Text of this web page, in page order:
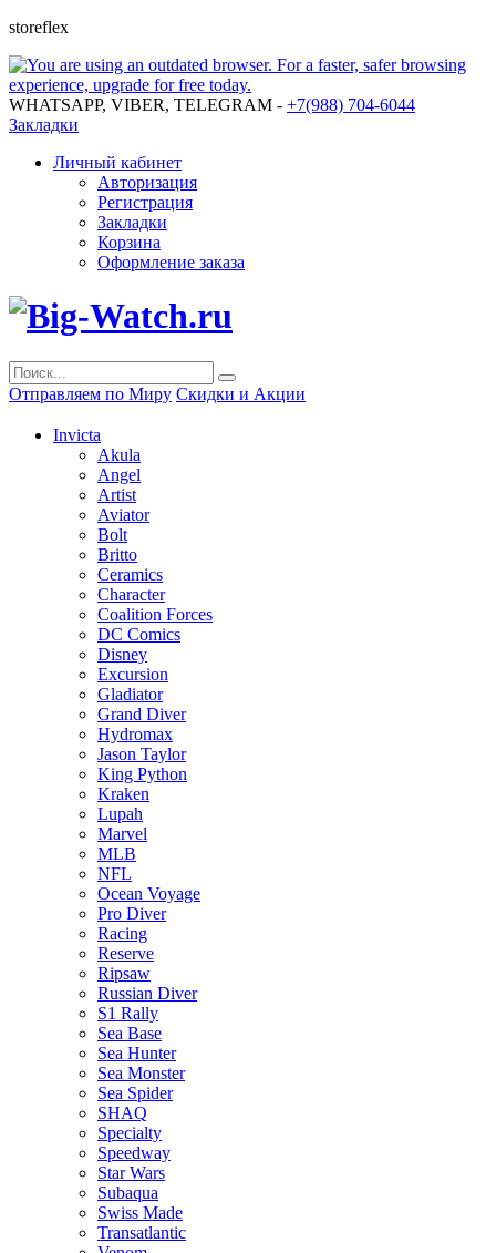
storeflex
WHATSAPP, VIBER, TELEGRAM - +7(988) 704-6044
Закладки
Личный кабинет
Авторизация
Регистрация
Закладки
Корзина
Оформление заказа
Отправляем по Миру Скидки и Акции
Invicta
Akula
Angel
Artist
Aviator
Bolt
Britto
Ceramics
Character
Coalition Forces
DC Comics
Disney
Excursion
Gladiator
Grand Diver
Hydromax
Jason Taylor
King Python
Kraken
Lupah
Marvel
MLB
NFL
Ocean Voyage
Pro Diver
Racing
Reserve
Ripsaw
Russian Diver
S1 Rally
Sea Base
Sea Hunter
Sea Monster
Sea Spider
SHAQ
Specialty
Speedway
Star Wars
Subaqua
Swiss Made
Transatlantic